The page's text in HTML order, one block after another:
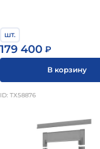
шт.
179 400 ₽
В корзину
ID: ТХ58876